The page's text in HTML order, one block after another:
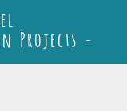
Projects -